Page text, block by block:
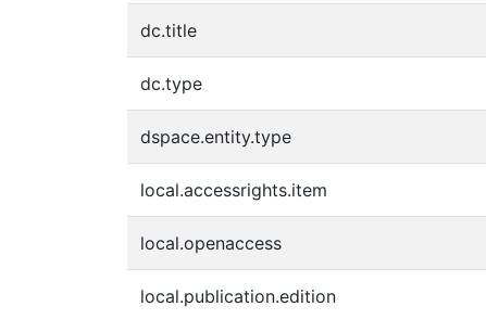
dc.title
dc.type
dspace.entity.type
local.accessrights.item
local.openaccess
local.publication.edition